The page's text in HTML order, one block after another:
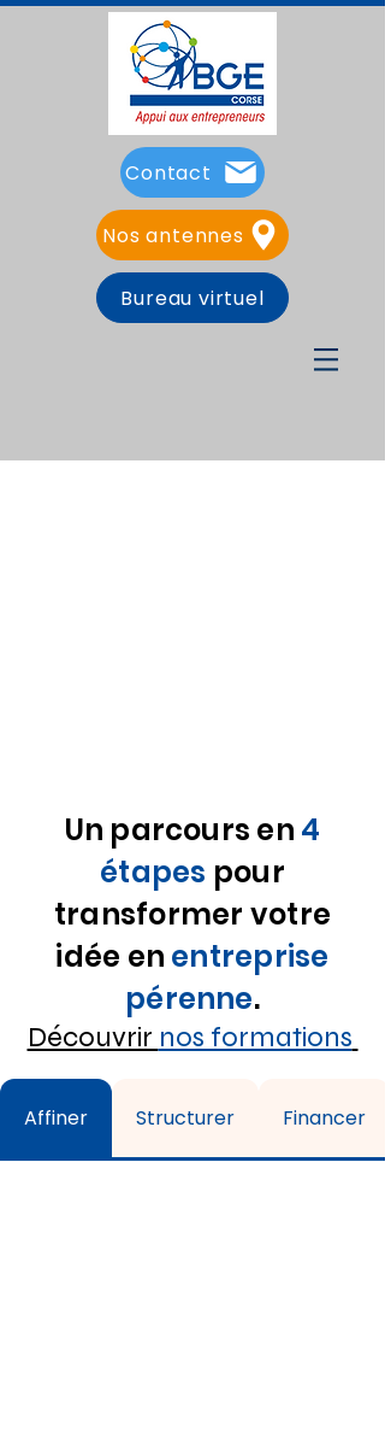
Contact
Nos antennes
Bureau virtuel
Un parcours en 4
étapes pour
transformer votre
idée en entreprise
pérenne.
Découvrir nos formations
Affiner Structurer Financer